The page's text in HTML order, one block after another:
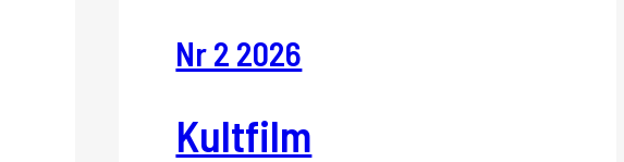
Nr 2 2026
Kultfilm